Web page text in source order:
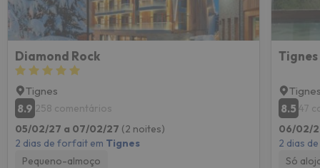
Diamond Rock
Tignes
8.9 258 comentários
05/02/27 a 07/02/27 (2 noites)
2 dias de forfait em Tignes
Pequeno-almoço
8.5 47
06/02/
2 dias
Só